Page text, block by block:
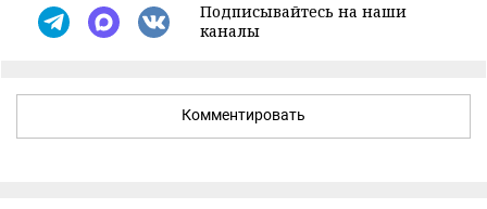
Подписывайтесь на наши
каналы
Комментировать